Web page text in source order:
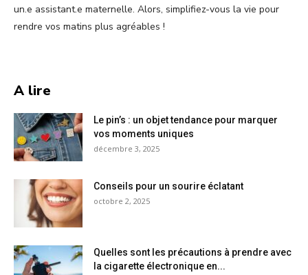
un.e assistant.e maternelle. Alors, simplifiez-vous la vie pour
rendre vos matins plus agréables !
A lire
Le pin’s : un objet tendance pour marquer
vos moments uniques
décembre 3, 2025
Conseils pour un sourire éclatant
octobre 2, 2025
Quelles sont les précautions à prendre avec
la cigarette électronique en...